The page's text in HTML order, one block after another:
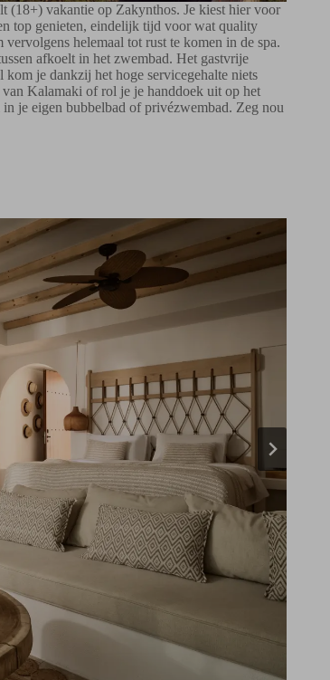
(18+) vakantie op Zakynthos. Je kiest hier voor
top genieten, eindelijk tijd voor wat quality
helemaal tot rust te komen in de spa.
afkoelt in het zwembad. Het gastvrije
je dankzij het hoge servicegehalte niets
Kalamaki of rol je je handdoek uit op het
je eigen bubbelbad of privézwembad. Zeg nou